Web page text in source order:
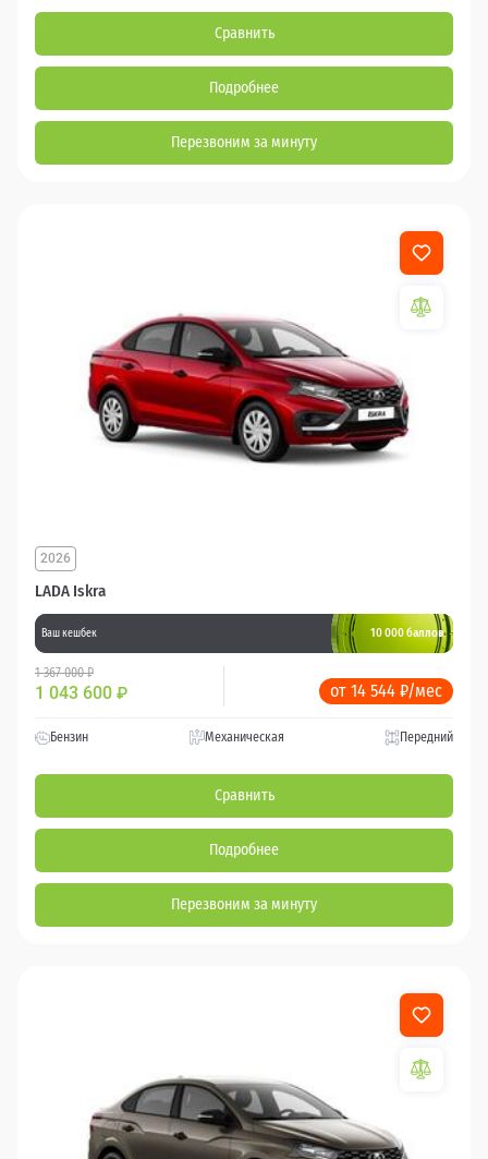
Сравнить
Подробнее
Перезвоним за минуту
LADA Iskra
2026
Ваш кешбек 10 000 баллов
1 367 000 ₽
1 043 600 ₽ от 14 544 ₽/мес
Бензин Механическая Передний
Сравнить
Подробнее
Перезвоним за минуту